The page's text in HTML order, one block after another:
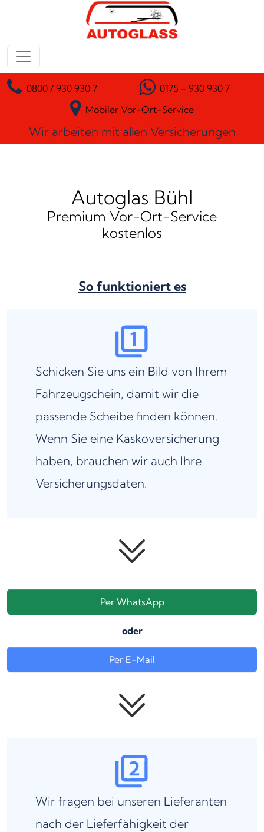
Zum Inhalt springen
Hauptnavigation
0800 / 930 930 7
0175 - 930 930 7
Mobiler Vor-Ort-Service
Wir arbeiten mit allen Versicherungen
Autoglas Bühl
Premium Vor-Ort-Service
kostenlos
So funktioniert es
Schicken Sie uns ein Bild von Ihrem
Fahrzeugschein, damit wir die
passende Scheibe finden können.
Wenn Sie eine Kaskoversicherung
haben, brauchen wir auch Ihre
Versicherungsdaten.
Per WhatsApp
oder
Per E-Mail
Wir fragen bei unseren Lieferanten
nach der Lieferfähigkeit der